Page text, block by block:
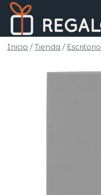
Saltar
contenido
Inicio / Tienda / Escritorio